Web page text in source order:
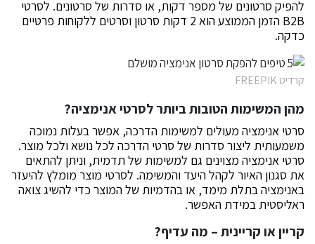
להפיק סרטונים של מספר דקות, או סדרות של סרטונים. לסרטי
B2B הזמן הממוצע הוא 2 דקות סרטון וסרטים ללקוחות פרטיים
כדקה.
קרדיט FREEPIK
מהן המשימות הטובות ביותר לסרטי אנימציה?
סרטי אנימציה מעולים למשימות הדרכה, אפשר בעלות נמוכה
משמעותית ליצור סדרות של סרטי הדרכה לכל נושא ולכל מוצר.
סרטי אנימציה מצוינים גם למשימות של תדמית, וניתן להתאים
את סגנון האיור לקהל היעד והמשימה. לסרטי מוצר מומלץ להיעזר
באנימציה בתלת מימד, או בהדמיות של המוצר כדי להשיג צואה
ראליסטית במידת האפשר.
קריין או קריינית – מה עדיף?